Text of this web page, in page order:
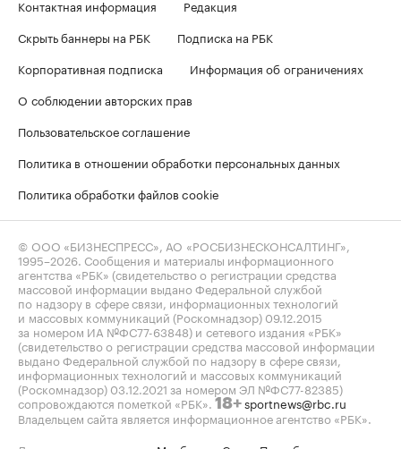
Контактная информация
Редакция
Скрыть баннеры на РБК
Подписка на РБК
Корпоративная подписка
Информация об ограничениях
О соблюдении авторских прав
Пользовательское соглашение
Политика в отношении обработки персональных данных
Политика обработки файлов cookie
© ООО «БИЗНЕСПРЕСС», АО «РОСБИЗНЕСКОНСАЛТИНГ»,
1995–2026. Сообщения и материалы информационного
агентства «РБК» (свидетельство о регистрации средства
массовой информации выдано Федеральной службой
по надзору в сфере связи, информационных технологий
и массовых коммуникаций (Роскомнадзор) 09.12.2015
за номером ИА №ФС77-63848) и сетевого издания «РБК»
(свидетельство о регистрации средства массовой информации
выдано Федеральной службой по надзору в сфере связи,
информационных технологий и массовых коммуникаций
(Роскомнадзор) 03.12.2021 за номером ЭЛ №ФС77-82385)
сопровождаются пометкой «РБК». 18+sportnews@rbc.ru
Владельцем сайта является информационное агентство «РБК».